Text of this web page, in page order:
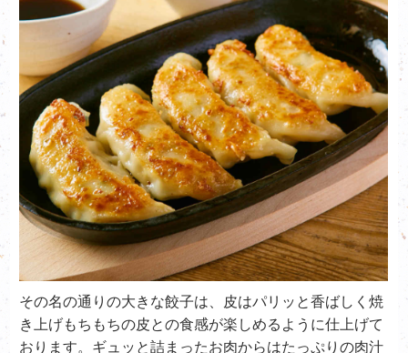
その名の通りの大きな餃子は、皮はパリッと香ばしく焼
き上げもちもちの皮との食感が楽しめるように仕上げて
おります。ギュッと詰まったお肉からはたっぷりの肉汁